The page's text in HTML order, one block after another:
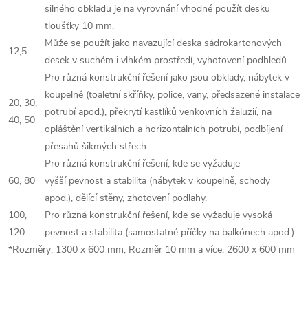
silného obkladu je na vyrovnání vhodné použít desku
tloušťky 10 mm.
12,5
Může se použít jako navazující deska sádrokartonových
desek v suchém i vlhkém prostředí, vyhotovení podhledů.
20, 30,
40, 50
Pro různá konstrukční řešení jako jsou obklady, nábytek v
koupelně (toaletní skříňky, police, vany, předsazené instalace
potrubí apod.), překrytí kastlíků venkovních žaluzií, na
opláštění vertikálních a horizontálních potrubí, podbíjení
přesahů šikmých střech
60, 80
Pro různá konstrukční řešení, kde se vyžaduje
vyšší pevnost a stabilita (nábytek v koupelně, schody
apod.), dělící stěny, zhotovení podlahy.
100,
120
Pro různá konstrukční řešení, kde se vyžaduje vysoká
pevnost a stabilita (samostatné příčky na balkónech apod.)
*Rozměry: 1300 x 600 mm; Rozměr 10 mm a více: 2600 x 600 mm